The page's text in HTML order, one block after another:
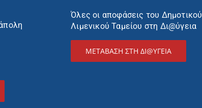
Όλες οι αποφάσεις του Δημοτικού
Λιμενικού Ταμείου στη Δι@ύγεια
ΜΕΤΑΒΑΣΗ ΣΤΗ ΔΙ@ΥΓΕΙΑ